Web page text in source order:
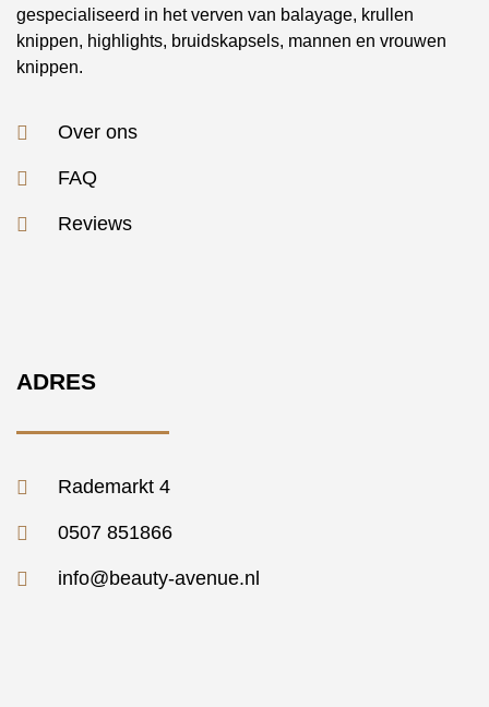
gespecialiseerd in het verven van balayage, krullen
knippen, highlights, bruidskapsels, mannen en vrouwen
knippen.
Over ons
FAQ
Reviews
ADRES
Rademarkt 4
0507 851866
info@beauty-avenue.nl